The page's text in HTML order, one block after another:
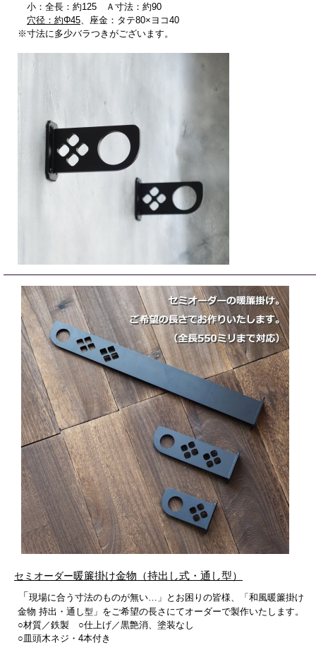
小：全長：約125 Ａ寸法：約90
穴径：約Φ45 、座金：タテ80×ヨコ40
※寸法に多少バラつきがございます。
セミオーダー暖簾掛け金物（持出し式・通し型）
「 現場に合う寸法のものが無い…」とお困りの皆様、「和風暖簾掛け
金物 持出・通し型 」をご希望の長さにてオーダーで製作いたします。
○材質／鉄製 ○仕上げ／黒艶消、塗装なし
○皿頭木ネジ・4本付き